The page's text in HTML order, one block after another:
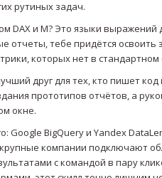
рутиных задач.
DAX и M? Это языки выражений
отчеты, тебе придётся
которых нет в
друг для тех, кто пишет
прототипов отчётов, а
окне.
Google BigQuery и Yandex
компании подключают
с командой в пару